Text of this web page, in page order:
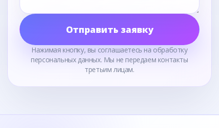
Отправить заявку
Нажимая кнопку, вы соглашаетесь на обработку
персональных данных. Мы не передаем контакты
третьим лицам.